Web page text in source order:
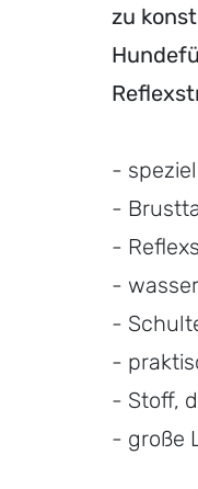
zu
-
-
-
-
-
-
- Stoff,
- große